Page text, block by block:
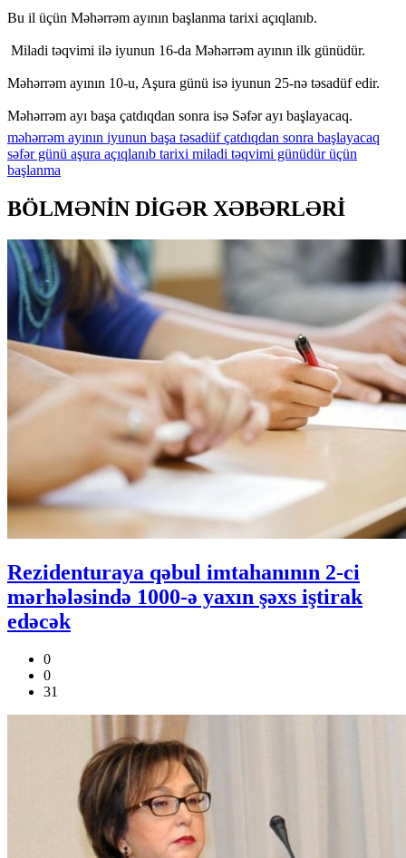
Bu il üçün Məhərrəm ayının başlanma tarixi açıqlanıb.
Miladi təqvimi ilə iyunun 16-da Məhərrəm ayının ilk günüdür.
Məhərrəm ayının 10-u, Aşura günü isə iyunun 25-nə təsadüf edir.
Məhərrəm ayı başa çatdıqdan sonra isə Səfər ayı başlayacaq.
məhərrəm ayının iyunun başa təsadüfçatdıqdan sonra başlayacaq
səfərgünü aşura açıqlanıb tarixi miladi təqvimi günüdürüçün
başlanma
BÖLMƏNİN DİGƏR XƏBƏRLƏRİ
Rezidenturaya qəbul imtahanının 2-ci
mərhələsində 1000-ə yaxın şəxs iştirak
edəcək
0
0
31